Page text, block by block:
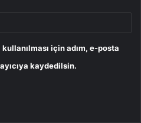
için adım, e-posta
kaydedilsin.